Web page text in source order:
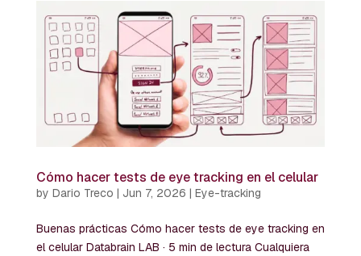
Cómo hacer tests de eye tracking en el celular
by Dario Treco | Jun 7, 2026 | Eye-tracking
Buenas prácticas Cómo hacer tests de eye tracking en
el celular Databrain LAB · 5 min de lectura Cualquiera